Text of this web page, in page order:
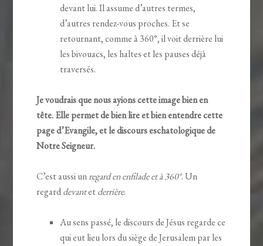
devant lui. Il assume d’autres termes,
d’autres rendez-vous proches. Et se
retournant, comme à 360°, il voit derrière lui
les bivouacs, les haltes et les pauses déjà
traversés.
Je voudrais que nous ayions cette image bien en
tête. Elle permet de bien lire et bien entendre cette
page d’Evangile, et le discours eschatologique de
Notre Seigneur.
C’est aussi unregard en enfilade et à 360°. Un
regarddevantetderrière.
Au sens passé, le discours de Jésus regarde ce
qui eut lieu lors du siège de Jerusalem par les